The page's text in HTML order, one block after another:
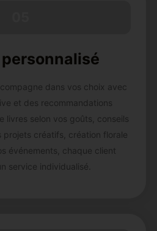
dans vos choix avec
et des recommandations
livres selon vos goûts, conseils
projets créatifs, création florale
événements, chaque client
service individualisé.